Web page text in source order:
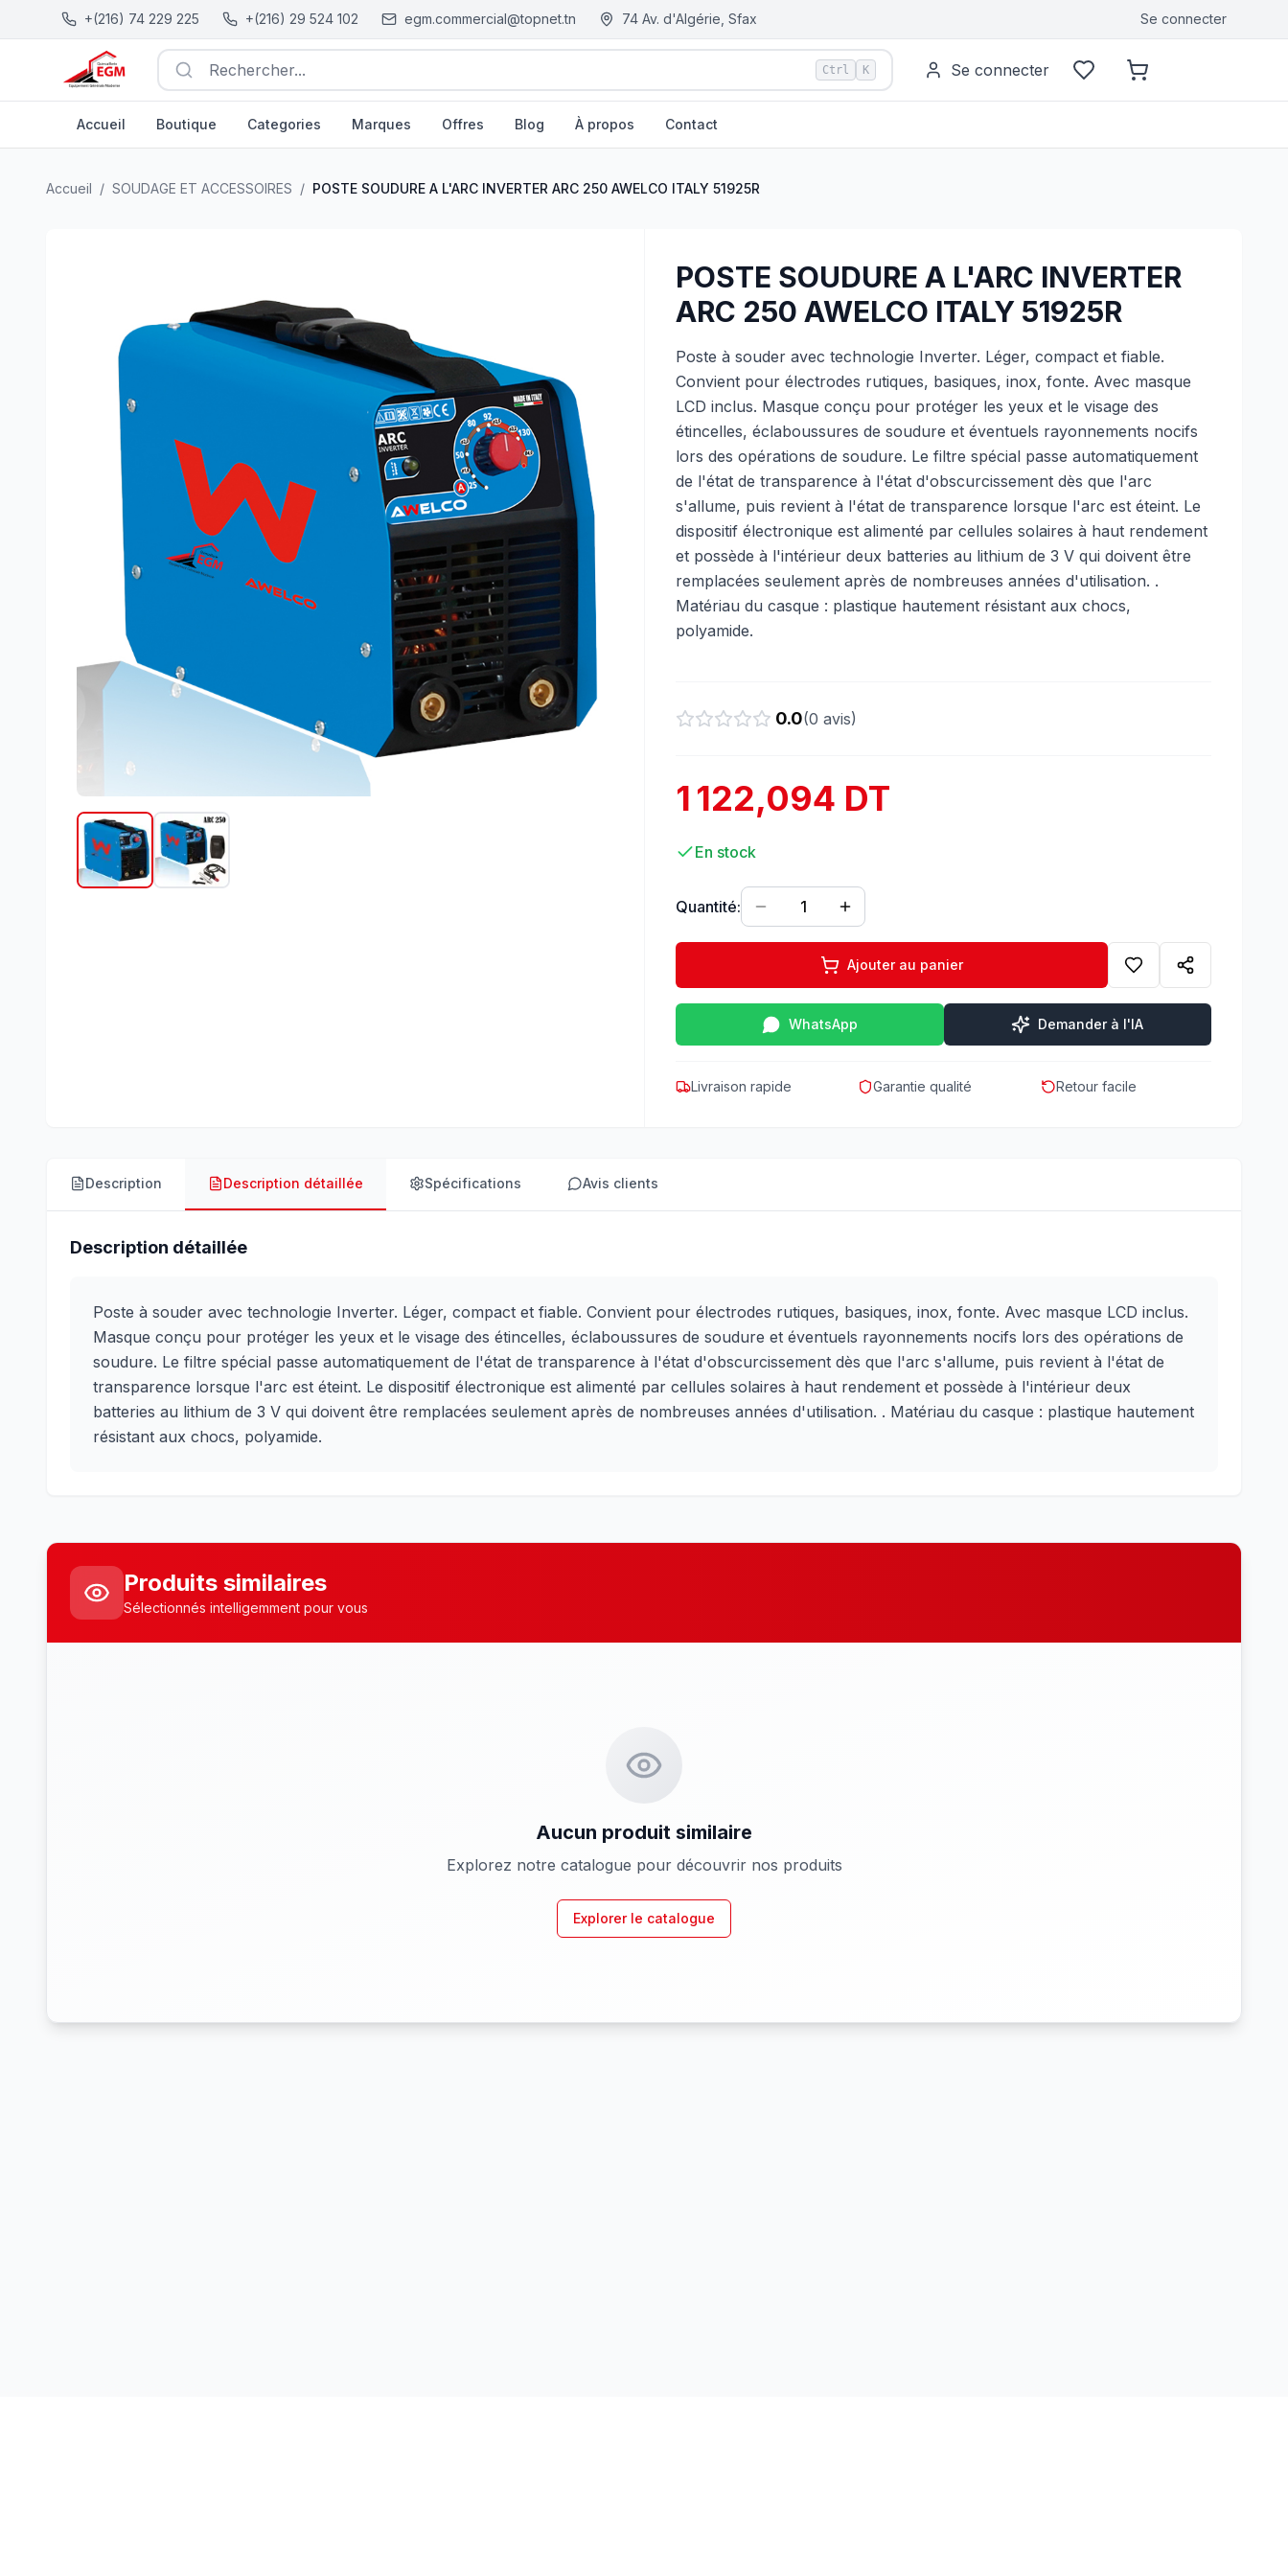
+(216) 74 229 225 +(216) 29 524 102 egm.commercial@topnet.tn 74 Av. d'Algérie, Sfax Se connecter
Rechercher... Ctrl K Se connecter
Accueil Boutique Categories Marques Offres Blog À propos Contact
Accueil / SOUDAGE ET ACCESSOIRES / POSTE SOUDURE A L'ARC INVERTER ARC 250 AWELCO ITALY 51925R
POSTE SOUDURE A L'ARC INVERTER
ARC 250 AWELCO ITALY 51925R
Poste à souder avec technologie Inverter. Léger, compact et fiable.
Convient pour électrodes rutiques, basiques, inox, fonte. Avec masque
LCD inclus. Masque conçu pour protéger les yeux et le visage des
étincelles, éclaboussures de soudure et éventuels rayonnements nocifs
lors des opérations de soudure. Le filtre spécial passe automatiquement
de l'état de transparence à l'état d'obscurcissement dès que l'arc
s'allume, puis revient à l'état de transparence lorsque l'arc est éteint. Le
dispositif électronique est alimenté par cellules solaires à haut rendement
et possède à l'intérieur deux batteries au lithium de 3 V qui doivent être
remplacées seulement après de nombreuses années d'utilisation. .
Matériau du casque : plastique hautement résistant aux chocs,
polyamide.
0.0(0 avis)
1 122,094 DT
En stock
Quantité: 1
Ajouter au panier
WhatsApp Demander à l'IA
Livraison rapide Garantie qualité Retour facile
Description Description détaillée Spécifications Avis clients
Description détaillée
Poste à souder avec technologie Inverter. Léger, compact et fiable. Convient pour électrodes rutiques, basiques, inox, fonte. Avec masque LCD inclus.
Masque conçu pour protéger les yeux et le visage des étincelles, éclaboussures de soudure et éventuels rayonnements nocifs lors des opérations de
soudure. Le filtre spécial passe automatiquement de l'état de transparence à l'état d'obscurcissement dès que l'arc s'allume, puis revient à l'état de
transparence lorsque l'arc est éteint. Le dispositif électronique est alimenté par cellules solaires à haut rendement et possède à l'intérieur deux
batteries au lithium de 3 V qui doivent être remplacées seulement après de nombreuses années d'utilisation. . Matériau du casque : plastique hautement
résistant aux chocs, polyamide.
Produits similaires
Sélectionnés intelligemment pour vous
Aucun produit similaire
Explorez notre catalogue pour découvrir nos produits
Explorer le catalogue